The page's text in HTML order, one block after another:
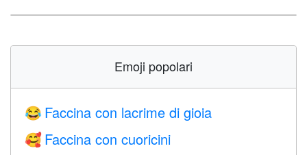
Emoji popolari
😂 Faccina con lacrime di gioia
🥰 Faccina con cuoricini